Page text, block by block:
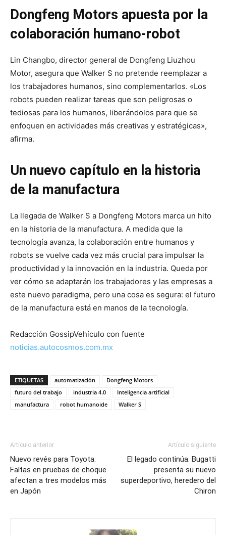
Dongfeng Motors apuesta por la
colaboración humano-robot
Lin Changbo, director general de Dongfeng Liuzhou
Motor, asegura que Walker S no pretende reemplazar a
los trabajadores humanos, sino complementarlos. «Los
robots pueden realizar tareas que son peligrosas o
tediosas para los humanos, liberándolos para que se
enfoquen en actividades más creativas y estratégicas»,
afirma.
Un nuevo capítulo en la historia
de la manufactura
La llegada de Walker S a Dongfeng Motors marca un hito
en la historia de la manufactura. A medida que la
tecnología avanza, la colaboración entre humanos y
robots se vuelve cada vez más crucial para impulsar la
productividad y la innovación en la industria. Queda por
ver cómo se adaptarán los trabajadores y las empresas a
este nuevo paradigma, pero una cosa es segura: el futuro
de la manufactura está en manos de la tecnología.
Redacción GossipVehículo con fuente
noticias.autocosmos.com.mx
ETIQUETAS automatización
Dongfeng Motors
futuro del trabajo
industria 4.0
Inteligencia artificial
manufactura
robot humanoide Walker S
Artículo anterior
Nuevo revés para Toyota:
Faltas en pruebas de choque
afectan a tres modelos más
en Japón
Artículo siguiente
El legado continúa: Bugatti
presenta su nuevo
superdeportivo, heredero del
Chiron